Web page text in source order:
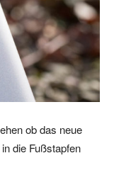
ob das neue
die Fußstapfen